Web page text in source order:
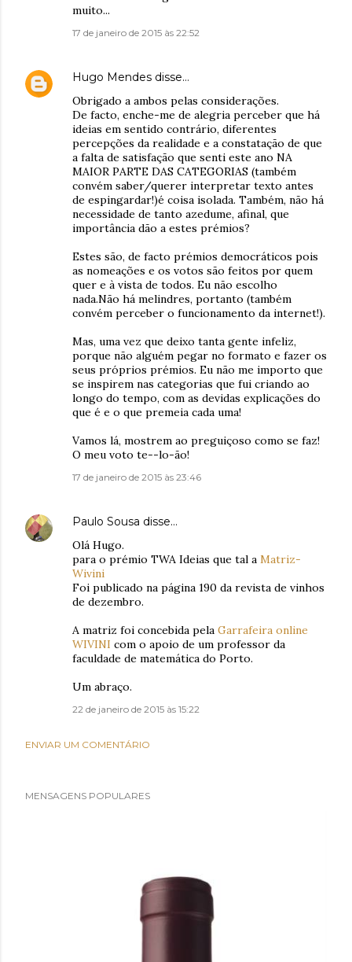
muito...
17 de janeiro de 2015 às 22:52
Hugo Mendes disse…
Obrigado a ambos pelas considerações.
De facto, enche-me de alegria perceber que há
ideias em sentido contrário, diferentes
percepções da realidade e a constatação de que
a falta de satisfação que senti este ano NA
MAIOR PARTE DAS CATEGORIAS (também
convém saber/querer interpretar texto antes
de espingardar!)é coisa isolada. Também, não há
necessidade de tanto azedume, afinal, que
importância dão a estes prémios?
Estes são, de facto prémios democráticos pois
as nomeações e os votos são feitos por quem
quer e à vista de todos. Eu não escolho
nada.Não há melindres, portanto (também
convém perceber o funcionamento da internet!).
Mas, uma vez que deixo tanta gente infeliz,
porque não alguém pegar no formato e fazer os
seus próprios prémios. Eu não me importo que
se inspirem nas categorias que fui criando ao
longo do tempo, com as devidas explicações do
que é e o que premeia cada uma!
Vamos lá, mostrem ao preguiçoso como se faz!
O meu voto te--lo-ão!
17 de janeiro de 2015 às 23:46
Paulo Sousa disse…
Olá Hugo.
para o prémio TWA Ideias que tal a Matriz-
Wivini
Foi publicado na página 190 da revista de vinhos
de dezembro.
A matriz foi concebida pela Garrafeira online
WIVINI com o apoio de um professor da
faculdade de matemática do Porto.
Um abraço.
22 de janeiro de 2015 às 15:22
ENVIAR UM COMENTÁRIO
MENSAGENS POPULARES